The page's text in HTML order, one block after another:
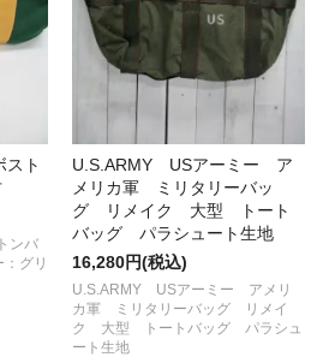
ト
ンバ
グリ
U.S.ARMY USアーミー ア
メリカ軍 ミリタリーバッ
グ リメイク 大型 トート
バッグ パラシュート生地
16,280円(税込)
U.S.ARMY USアーミー アメリ
カ軍 ミリタリーバッグ リメイ
ク 大型 トートバッグ パラシュ
ート生地